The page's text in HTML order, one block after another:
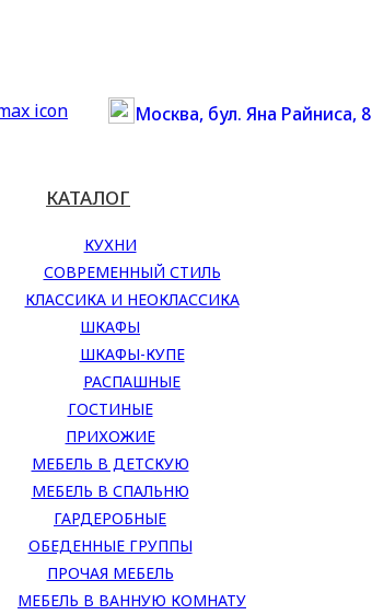
Москва, бул. Яна Райниса, 8
КАТАЛОГ
КУХНИ
СОВРЕМЕННЫЙ СТИЛЬ
КЛАССИКА И НЕОКЛАССИКА
ШКАФЫ
ШКАФЫ-КУПЕ
РАСПАШНЫЕ
ГОСТИНЫЕ
ПРИХОЖИЕ
МЕБЕЛЬ В ДЕТСКУЮ
МЕБЕЛЬ В СПАЛЬНЮ
ГАРДЕРОБНЫЕ
ОБЕДЕННЫЕ ГРУППЫ
ПРОЧАЯ МЕБЕЛЬ
МЕБЕЛЬ В ВАННУЮ КОМНАТУ